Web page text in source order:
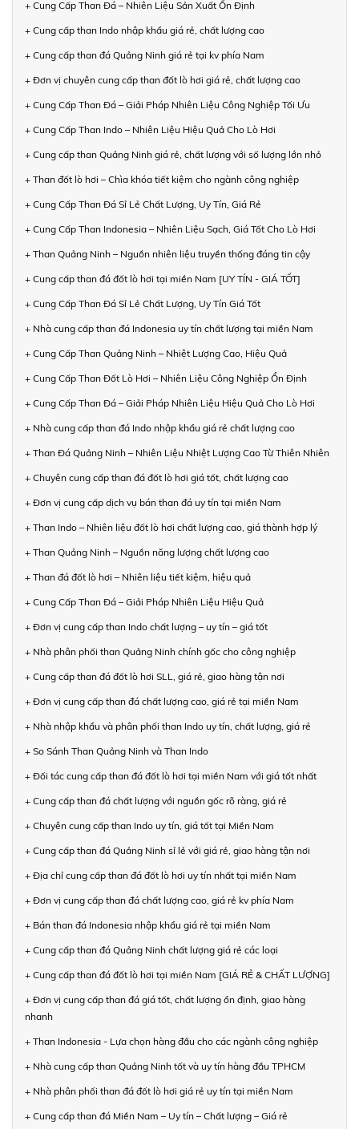
+ Cung Cấp Than Đá – Nhiên Liệu Sản Xuất Ổn Định
+ Cung cấp than Indo nhập khẩu giá rẻ, chất lượng cao
+ Cung cấp than đá Quảng Ninh giá rẻ tại kv phía Nam
+ Đơn vị chuyên cung cấp than đốt lò hơi giá rẻ, chất lượng cao
+ Cung Cấp Than Đá – Giải Pháp Nhiên Liệu Công Nghiệp Tối Ưu
+ Cung Cấp Than Indo – Nhiên Liệu Hiệu Quả Cho Lò Hơi
+ Cung cấp than Quảng Ninh giá rẻ, chất lượng với số lượng lớn nhỏ
+ Than đốt lò hơi – Chìa khóa tiết kiệm cho ngành công nghiệp
+ Cung Cấp Than Đá Sỉ Lẻ Chất Lượng, Uy Tín, Giá Rẻ
+ Cung Cấp Than Indonesia – Nhiên Liệu Sạch, Giá Tốt Cho Lò Hơi
+ Than Quảng Ninh – Nguồn nhiên liệu truyền thống đáng tin cậy
+ Cung cấp than đá đốt lò hơi tại miền Nam [UY TÍN - GIÁ TỐT]
+ Cung Cấp Than Đá Sỉ Lẻ Chất Lượng, Uy Tín Giá Tốt
+ Nhà cung cấp than đá Indonesia uy tín chất lượng tại miền Nam
+ Cung Cấp Than Quảng Ninh – Nhiệt Lượng Cao, Hiệu Quả
+ Cung Cấp Than Đốt Lò Hơi – Nhiên Liệu Công Nghiệp Ổn Định
+ Cung Cấp Than Đá – Giải Pháp Nhiên Liệu Hiệu Quả Cho Lò Hơi
+ Nhà cung cấp than đá Indo nhập khẩu giá rẻ chất lượng cao
+ Than Đá Quảng Ninh – Nhiên Liệu Nhiệt Lượng Cao Từ Thiên Nhiên
+ Chuyên cung cấp than đá đốt lò hơi giá tốt, chất lượng cao
+ Đơn vị cung cấp dịch vụ bán than đá uy tín tại miền Nam
+ Than Indo – Nhiên liệu đốt lò hơi chất lượng cao, giá thành hợp lý
+ Than Quảng Ninh – Nguồn năng lượng chất lượng cao
+ Than đá đốt lò hơi – Nhiên liệu tiết kiệm, hiệu quả
+ Cung Cấp Than Đá – Giải Pháp Nhiên Liệu Hiệu Quả
+ Đơn vị cung cấp than Indo chất lượng – uy tín – giá tốt
+ Nhà phân phối than Quảng Ninh chính gốc cho công nghiệp
+ Cung cấp than đá đốt lò hơi SLL, giá rẻ, giao hàng tận nơi
+ Đơn vị cung cấp than đá chất lượng cao, giá rẻ tại miền Nam
+ Nhà nhập khẩu và phân phối than Indo uy tín, chất lượng, giá rẻ
+ So Sánh Than Quảng Ninh và Than Indo
+ Đối tác cung cấp than đá đốt lò hơi tại miền Nam với giá tốt nhất
+ Cung cấp than đá chất lượng với nguồn gốc rõ ràng, giá rẻ
+ Chuyên cung cấp than Indo uy tín, giá tốt tại Miền Nam
+ Cung cấp than đá Quảng Ninh sỉ lẻ với giá rẻ, giao hàng tận nơi
+ Địa chỉ cung cấp than đá đốt lò hơi uy tín nhất tại miền Nam
+ Đơn vị cung cấp than đá chất lượng cao, giá rẻ kv phía Nam
+ Bán than đá Indonesia nhập khẩu giá rẻ tại miền Nam
+ Cung cấp than đá Quảng Ninh chất lượng giá rẻ các loại
+ Cung cấp than đá đốt lò hơi tại miền Nam [GIÁ RẺ & CHẤT LƯỢNG]
+ Đơn vị cung cấp than đá giá tốt, chất lượng ổn định, giao hàng
nhanh
+ Than Indonesia - Lựa chọn hàng đầu cho các ngành công nghiệp
+ Nhà cung cấp than Quảng Ninh tốt và uy tín hàng đầu TPHCM
+ Nhà phân phối than đá đốt lò hơi giá rẻ uy tín tại miền Nam
+ Cung cấp than đá Miền Nam – Uy tín – Chất lượng – Giá rẻ